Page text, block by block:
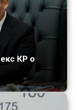
КР о